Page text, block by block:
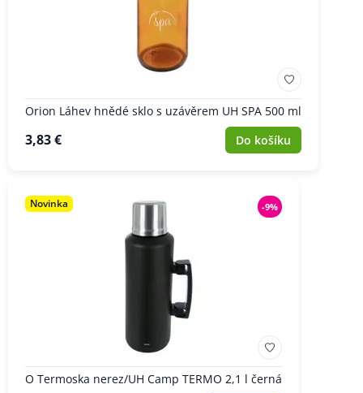
Orion Láhev hnědé sklo s uzávěrem UH SPA 500 ml
3,83 € Do košíku
Novinka -9%
O Termoska nerez/UH Camp TERMO 2,1 l černá